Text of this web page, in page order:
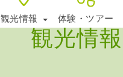
観光情報 体験・ツアー
観光情報